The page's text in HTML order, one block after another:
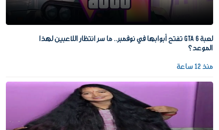
لعبة GTA 6 تفتح أبوابها في نوفمبر.. ما سر انتظار اللاعبين لهذا
الموعد؟
منذ 12 ساعة